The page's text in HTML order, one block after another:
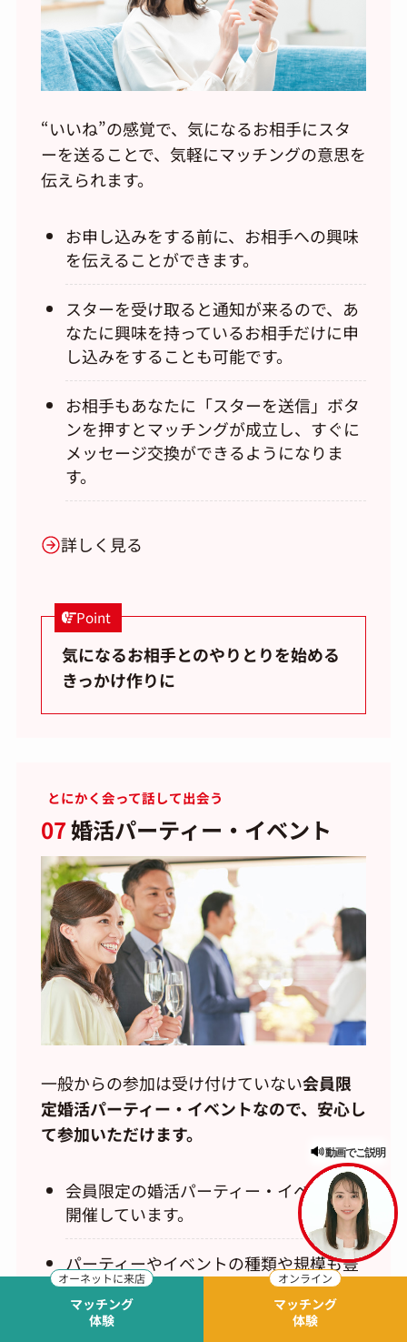
“いいね”の感覚で、気になるお相手にスタ
ーを送ることで、気軽にマッチングの意思を
伝えられます。
お申し込みをする前に、お相手への興味
を伝えることができます。
スターを受け取ると通知が来るので、あ
なたに興味を持っているお相手だけに申
し込みをすることも可能です。
お相手もあなたに「スターを送信」ボタ
ンを押すとマッチングが成立し、すぐに
メッセージ交換ができるようになりま
す。
詳しく見る
Point
気になるお相手とのやりとりを始める
きっかけ作りに
とにかく会って話して出会う
07婚活パーティー・イベント
一般からの参加は受け付けていない会員限
定婚活パーティー・イベントなので、安心し
て参加いただけます。
会員限定の婚活パーティー・イベントを
開催しています。
パーティーやイベントの種類や規模も豊
富にご用意。アットホームなパーティー
からスポーツ・カルチャー体験イベント
まで、自分の趣向に合わせて参加できま
マッチング
体験
マッチング
体験
動画でご説明